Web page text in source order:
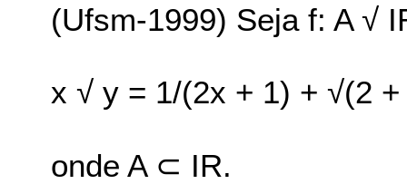
(Ufsm-1999) Seja f: A √
x √ y = 1/(2x + 1) + √(2 +
onde A ⊂ IR.